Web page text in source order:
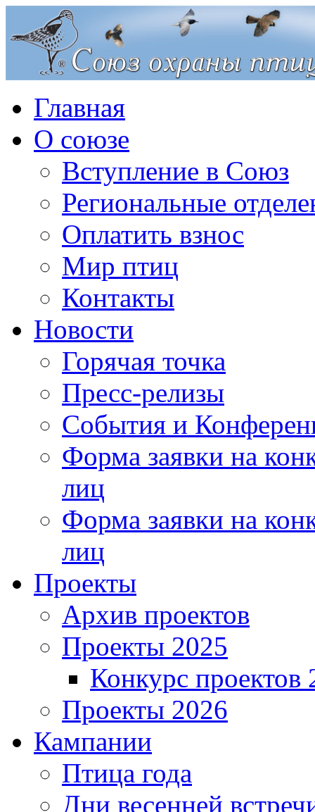
Главная
О союзе
Вступление в Союз
Региональные
Оплатить взнос
Мир птиц
Контакты
Новости
Горячая точка
Пресс-релизы
События и
Форма заявки на
лиц
Форма заявки на
лиц
Проекты
Архив проектов
Проекты 2025
Конкурс проектов
Проекты 2026
Кампании
Птица года
Дни весенней